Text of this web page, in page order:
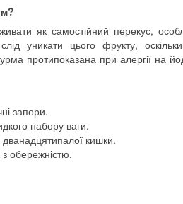
як самостійний перекус,
уникати цього фрукту,
протипоказана при алергії на
запори.
набору ваги.
кишки.
з обережністю.